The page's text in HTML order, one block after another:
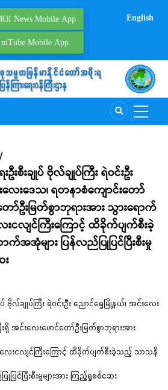
News Mobile App
mTube Mobile App
English
/
းချုပ် ဗိုလ်ချုပ်ကြီး ရဲဝင်းဦး
ေးဒေသ၊ ရတနာစံကျောင်းတော်
ာ်ဦးမြတ်စွာဘုရားအား သွားရောက်
းငလျင်ကြီးကြောင့် ထိခိုက်ပျက်စီးခဲ့
များ ပြန်လည်ပြုပြင်ပြီးစီးမှု
လ်ချုပ်ကြီး ရဲဝင်းဦး ညောင်ရွှေမြို့နယ်၊ အင်းလေး
ရှိ အင်းလေးဖောင်တော်ဦးမြတ်စွာဘုရားအား
လေးငလျင်ကြီးကြောင့် ထိခိုက်ပျက်စီးခဲ့သည့် သာသနိ
င်ပြီးစီးမှုများအား ကြည့်ရှုစစ်ဆေး